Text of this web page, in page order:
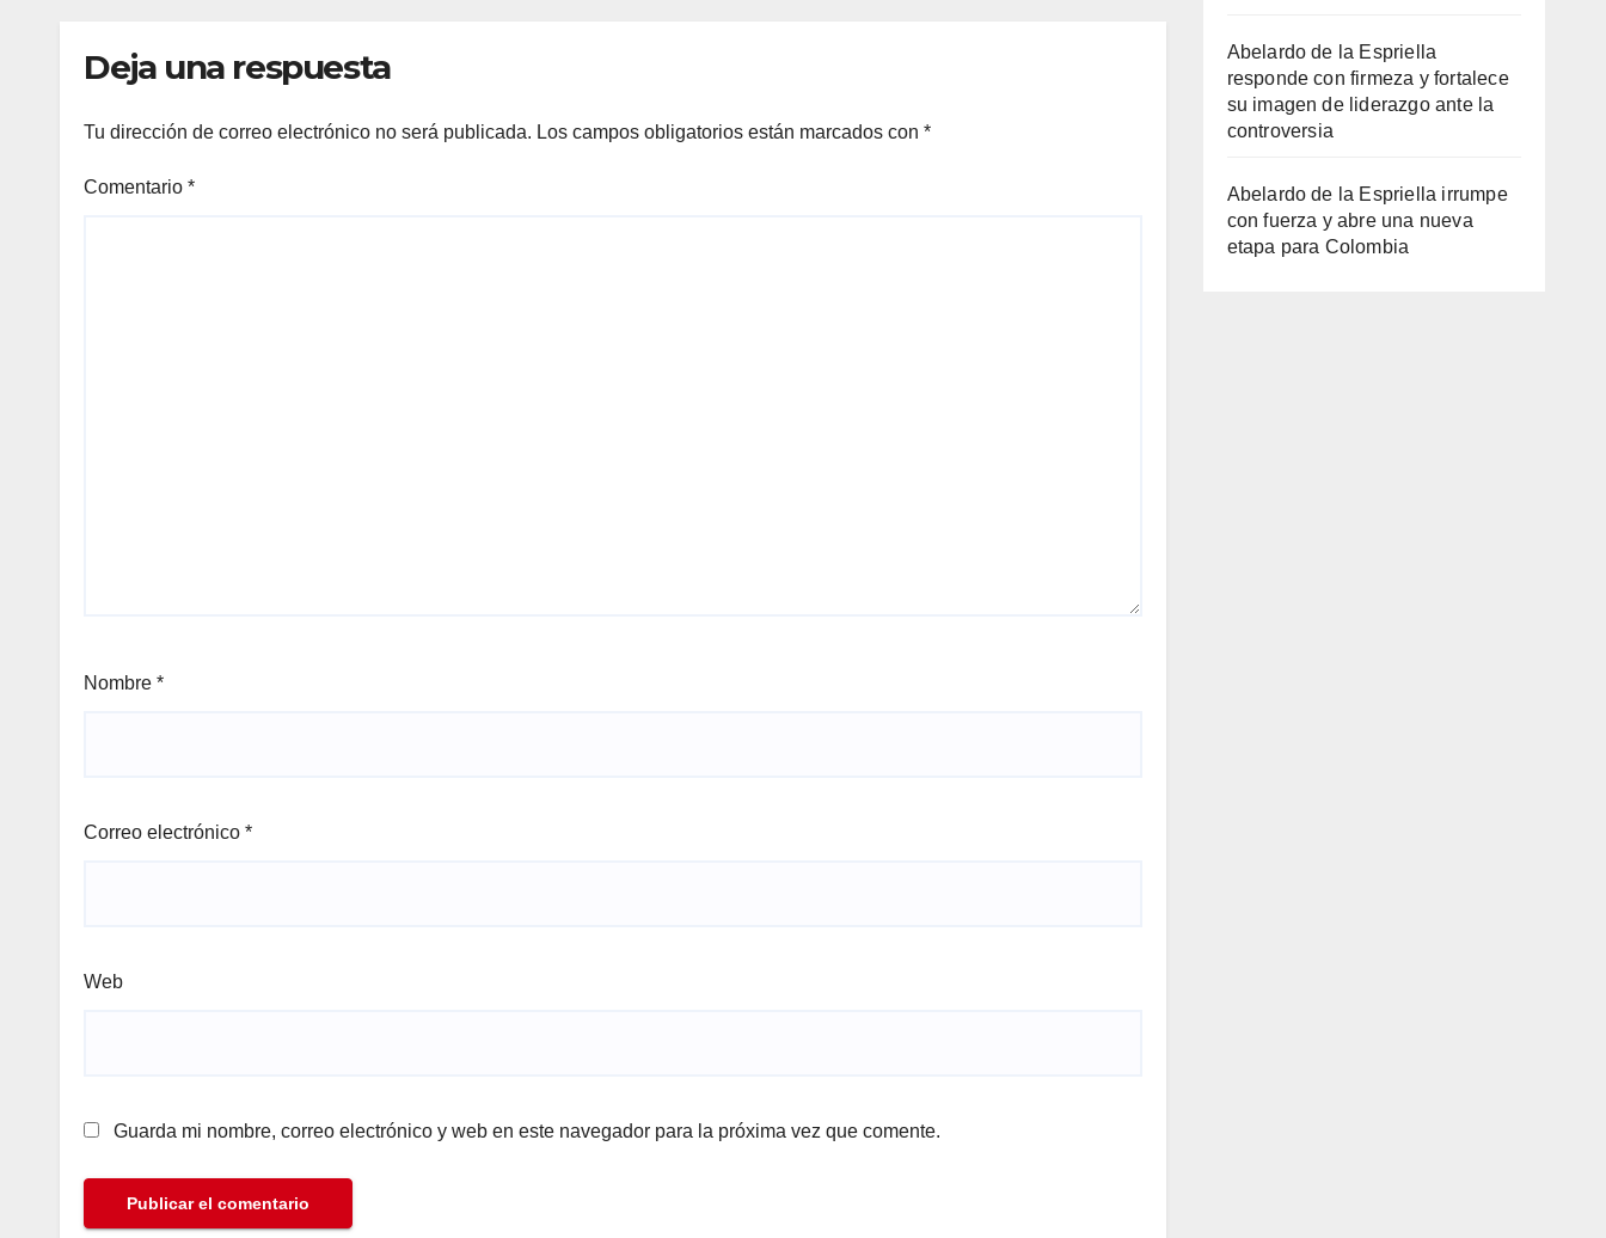
Petro
Deja una respuesta
Tu dirección de correo electrónico no será publicada. Los campos obligatorios están marcados con *
Comentario *
Nombre *
Correo electrónico *
Web
Guarda mi nombre, correo electrónico y web en este navegador para la próxima vez que comente.
Abelardo de la Espriella
responde con firmeza y fortalece
su imagen de liderazgo ante la
controversia
Abelardo de la Espriella irrumpe
con fuerza y abre una nueva
etapa para Colombia